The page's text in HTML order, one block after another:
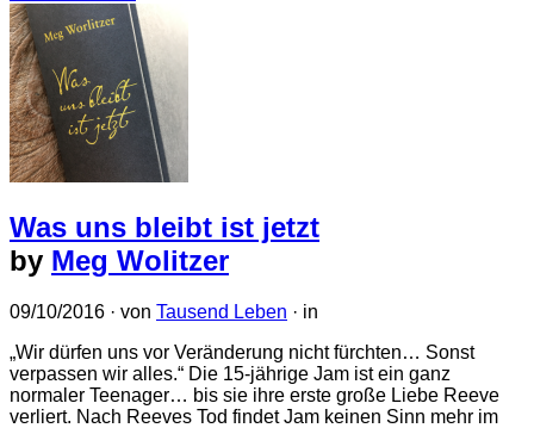
Was uns bleibt ist jetzt
by Meg Wolitzer
09/10/2016 · von Tausend Leben · in
„Wir dürfen uns vor Veränderung nicht fürchten… Sonst
verpassen wir alles.“ Die 15-jährige Jam ist ein ganz
normaler Teenager… bis sie ihre erste große Liebe Reeve
verliert. Nach Reeves Tod findet Jam keinen Sinn mehr im